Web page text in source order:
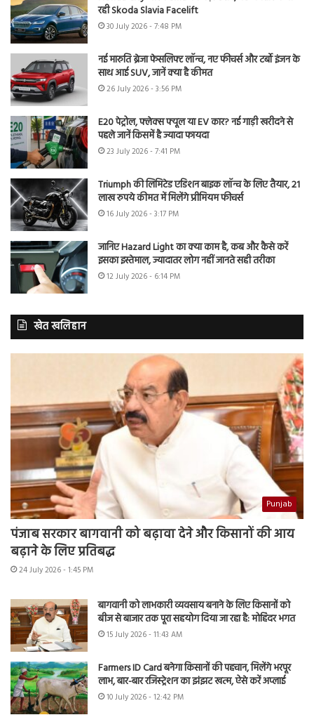
रही Skoda Slavia Facelift
30 July 2026 - 7:48 PM
नई मारुति ब्रेजा फेसलिफ्ट लॉन्च, नए फीचर्स और टर्बो इंजन के
साथ आई SUV, जानें क्या है कीमत
26 July 2026 - 3:56 PM
E20 पेट्रोल, फ्लेक्स फ्यूल या EV कार? नई गाड़ी खरीदने से
पहले जानें किसमें है ज्यादा फायदा
23 July 2026 - 7:41 PM
Triumph की लिमिटेड एडिशन बाइक लॉन्च के लिए तैयार, 21
लाख रुपये कीमत में मिलेंगे प्रीमियम फीचर्स
16 July 2026 - 3:17 PM
जानिए Hazard Light का क्या काम है, कब और कैसे करें
इसका इस्तेमाल, ज्यादातर लोग नहीं जानते सही तरीका
12 July 2026 - 6:14 PM
खेत खलिहान
Punjab
पंजाब सरकार बागवानी को बढ़ावा देने और किसानों की आय
बढ़ाने के लिए प्रतिबद्ध
24 July 2026 - 1:45 PM
बागवानी को लाभकारी व्यवसाय बनाने के लिए किसानों को
बीज से बाजार तक पूरा सहयोग दिया जा रहा है: मोहिंदर भगत
15 July 2026 - 11:43 AM
Farmers ID Card बनेगा किसानों की पहचान, मिलेंगे भरपूर
लाभ, बार-बार रजिस्ट्रेशन का झंझट खत्म, ऐसे करें अप्लाई
10 July 2026 - 12:42 PM